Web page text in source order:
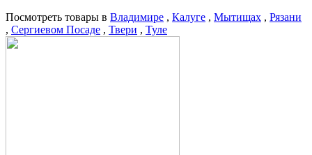
Посмотреть товары в Владимире , Калуге , Мытищах , Рязани
, Сергиевом Посаде , Твери , Туле